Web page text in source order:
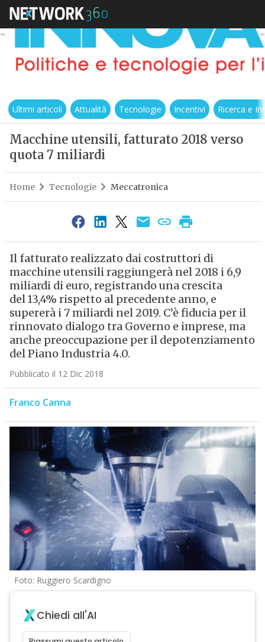
Ultimi articoli Attualità Tecnologie Incentivi Ricerca e
Macchine utensili, fatturato 2018 verso
quota 7 miliardi
Home Tecnologie Meccatronica
Il fatturato realizzato dai costruttori di
macchine utensili raggiungerà nel 2018 i 6,9
miliardi di euro, registrando una crescita
del 13,4% rispetto al precedente anno, e
supererà i 7 miliardi nel 2019. C’è fiducia per il
rinnovato dialogo tra Governo e imprese, ma
anche preoccupazione per il depotenziamento
del Piano Industria 4.0.
Pubblicato il 12 Dic 2018
Franco Canna
Foto: Ruggiero Scardigno
Chiedi all'AI